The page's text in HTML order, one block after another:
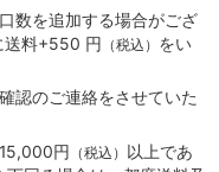
数を追加する場合がござ
送料+550 円 （税込） をい
認のご連絡をさせていた
円 （税込） 以上であ